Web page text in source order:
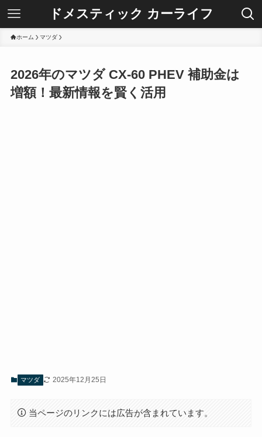
ドメスティック カーライフ
ホーム マツダ
2026年のマツダ CX-60 PHEV 補助金は
増額！最新情報を賢く活用
マツダ 2025年12月25日
当ページのリンクには広告が含まれています。